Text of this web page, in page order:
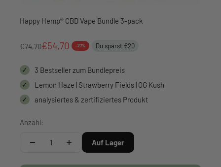
Happy Hemp® CBD Vape Bundle 3-pack
Regulärer Preis
€74,70Angebot
€54,70 -27% Du sparst €20
✓ 3 Bestseller zum Bundlepreis
✓ Lemon Haze | Strawberry Fields | OG Kush
✓ analysiertes & zertifiziertes Produkt
Anzahl:
Auf Lager